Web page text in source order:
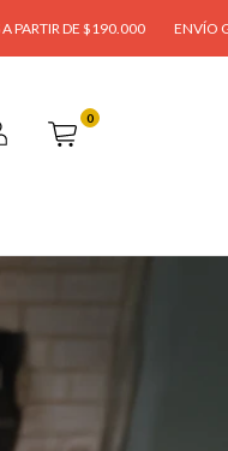
ENVÍO GRATIS A PARTIR DE
0